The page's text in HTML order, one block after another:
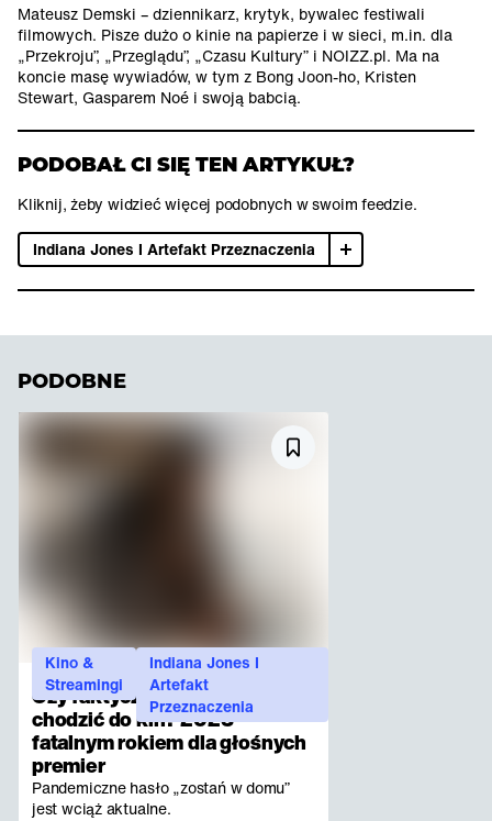
Mateusz Demski – dziennikarz, krytyk, bywalec festiwali
filmowych. Pisze dużo o kinie na papierze i w sieci, m.in. dla
„Przekroju”, „Przeglądu”, „Czasu Kultury” i NOIZZ.pl. Ma na
koncie masę wywiadów, w tym z Bong Joon-ho, Kristen
Stewart, Gasparem Noé i swoją babcią.
PODOBAŁ CI SIĘ TEN ARTYKUŁ?
Kliknij, żeby widzieć więcej podobnych w swoim feedzie.
Indiana Jones I Artefakt Przeznaczenia
PODOBNE
Czy faktycznie ludzie przestali
chodzić do kin? 2023
fatalnym rokiem dla głośnych
premier
Pandemiczne hasło „zostań w domu”
jest wciąż aktualne.
Kino &
Streamingi
Indiana Jones I
Artefakt
Przeznaczenia